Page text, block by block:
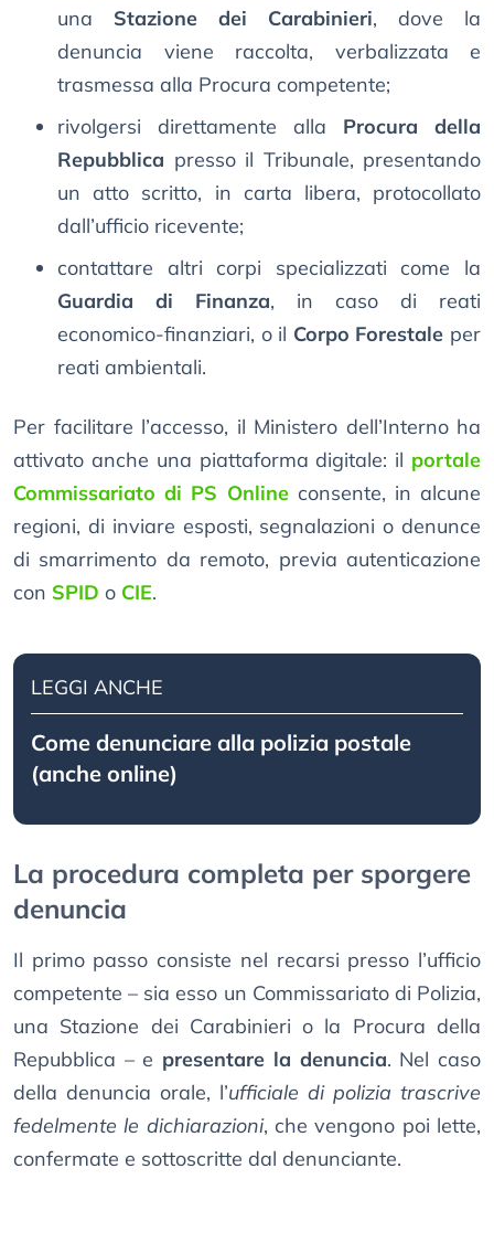
una Stazione dei Carabinieri, dove la
denuncia viene raccolta, verbalizzata e
trasmessa alla Procura competente;
rivolgersi direttamente alla Procura della
Repubblica presso il Tribunale, presentando
un atto scritto, in carta libera, protocollato
dall’ufficio ricevente;
contattare altri corpi specializzati come la
Guardia di Finanza, in caso di reati
economico-finanziari, o il Corpo Forestale per
reati ambientali.
Per facilitare l’accesso, il Ministero dell’Interno ha
attivato anche una piattaforma digitale: il portale
Commissariato di PS Onlineconsente, in alcune
regioni, di inviare esposti, segnalazioni o denunce
di smarrimento da remoto, previa autenticazione
con SPID o CIE.
LEGGI ANCHE
Come denunciare alla polizia postale
(anche online)
La procedura completa per sporgere
denuncia
Il primo passo consiste nel recarsi presso l’ufficio
competente – sia esso un Commissariato di Polizia,
una Stazione dei Carabinieri o la Procura della
Repubblica – e presentare la denuncia. Nel caso
della denuncia orale, l’ufficiale di polizia trascrive
fedelmente le dichiarazioni, che vengono poi lette,
confermate e sottoscritte dal denunciante.